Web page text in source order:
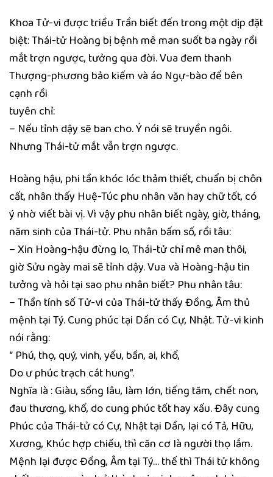
Khoa Tử-vi được triều Trần biết đến trong một dịp đặt
biệt: Thái-tử Hoàng bị bệnh mê man suốt ba ngày rồi
mắt trợn ngược, tưởng qua đời. Vua đem thanh
Thượng-phương bảo kiếm và áo Ngự-bào để bên
cạnh rồi
tuyên chỉ:
– Nếu tỉnh dậy sẽ ban cho. Ý nói sẽ truyền ngôi.
Nhưng Thái-tử mắt vẫn trợn ngược.
Hoàng hậu, phi tần khóc lóc thảm thiết, chuẩn bị chôn
cất, nhân thấy Huệ-Túc phu nhân văn hay chữ tốt, có
ý nhờ viết bài vị. Vì vậy phu nhân biết ngày, giờ, tháng,
năm sinh của Thái-tử. Phu nhân bấm số, rồi tâu:
– Xin Hoàng-hậu đừng lo, Thái-tử chỉ mê man thôi,
giờ Sửu ngày mai sẽ tỉnh dậy. Vua và Hoàng-hậu tin
tưởng và hỏi tại sao phu nhân biết? Phu nhân tâu:
– Thần tính số Tử-vi của Thái-tử thấy Đồng, Âm thủ
mệnh tại Tý. Cung phúc tại Dần có Cự, Nhật. Tử-vi kinh
nói rằng:
“ Phú, thọ, quý, vinh, yểu, bần, ai, khổ,
Do ư phúc trạch cát hung”.
Nghĩa là : Giàu, sống lâu, làm lớn, tiếng tăm, chết non,
đau thương, khổ, do cung phúc tốt hay xấu. Đây cung
Phúc của Thái-tử có Cự, Nhật tại Dần, lại có Tả, Hữu,
Xương, Khúc hợp chiếu, thì căn cơ là người thọ lắm.
Mệnh lại được Đồng, Âm tại Tý… thế thì Thái tử không